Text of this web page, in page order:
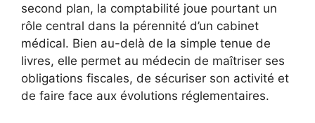
second plan, la comptabilité joue pourtant un
rôle central dans la pérennité d’un cabinet
médical. Bien au-delà de la simple tenue de
livres, elle permet au médecin de maîtriser ses
obligations fiscales, de sécuriser son activité et
de faire face aux évolutions réglementaires.